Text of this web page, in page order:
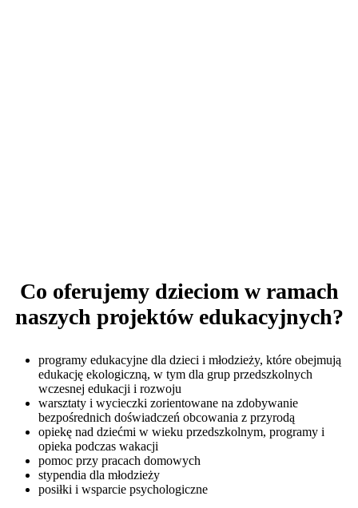
Co oferujemy dzieciom w ramach
naszych projektów edukacyjnych?
programy edukacyjne dla dzieci i młodzieży, które obejmują
edukację ekologiczną, w tym dla grup przedszkolnych
wczesnej edukacji i rozwoju
warsztaty i wycieczki zorientowane na zdobywanie
bezpośrednich doświadczeń obcowania z przyrodą
opiekę nad dziećmi w wieku przedszkolnym, programy i
opieka podczas wakacji
pomoc przy pracach domowych
stypendia dla młodzieży
posiłki i wsparcie psychologiczne